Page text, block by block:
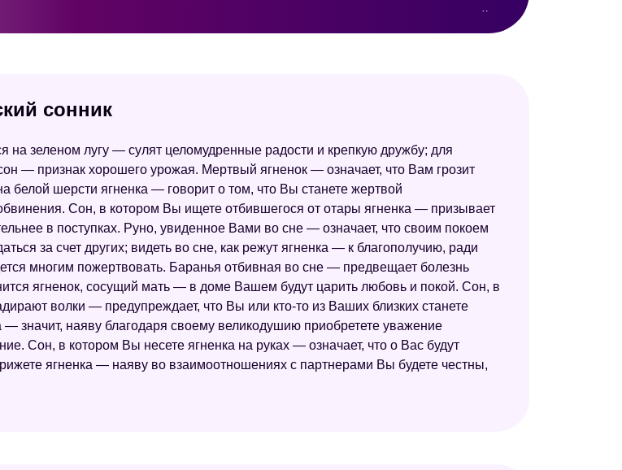
Сонник Авеля
Сонник Нины Гришиной
Французский сонник
Сонник толкователь снов
Исламский сонник
сонник
на зеленом лугу — сулят целомудренные радости и крепкую дружбу; для
— признак хорошего урожая. Мертвый ягненок — означает, что Вам грозит
белой шерсти ягненка — говорит о том, что Вы станете жертвой
Сон, в котором Вы ищете отбившегося от отары ягненка — призывает
в поступках. Руно, увиденное Вами во сне — означает, что своим покоем
за счет других; видеть во сне, как режут ягненка — к благополучию, ради
многим пожертвовать. Баранья отбивная во сне — предвещает болезнь
ягненок, сосущий мать — в доме Вашем будут царить любовь и покой. Сон, в
волки — предупреждает, что Вы или кто-то из Ваших близких станете
значит, наяву благодаря своему великодушию приобретете уважение
Сон, в котором Вы несете ягненка на руках — означает, что о Вас будут
ягненка — наяву во взаимоотношениях с партнерами Вы будете честны,